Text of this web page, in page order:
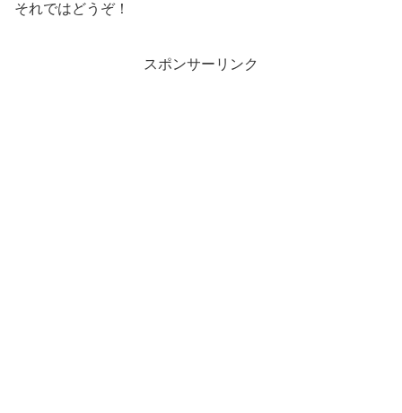
それではどうぞ！
スポンサーリンク